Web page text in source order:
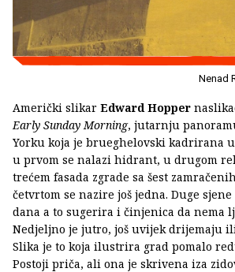
Nenad
Američki slikar Edward Hopper
Early Sunday Morning, jutarnju
Yorku koja je brueghelovski kadrirana
u prvom se nalazi hidrant, u drugom
trećem fasada zgrade sa šest
četvrtom se nazire još jedna. Duge
dana a to sugerira i činjenica da nema
Nedjeljno je jutro, još uvijek drijemaju
Slika je to koja ilustrira grad pomalo
Postoji priča, ali ona je skrivena iza